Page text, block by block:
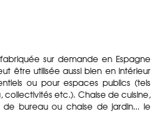
sur demande en Espagne
être utilisée aussi bien en intérieur
ou pour espaces publics (tels
collectivités etc.). Chaise de cuisine,
bureau ou chaise de jardin... le